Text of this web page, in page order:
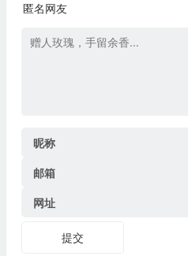
匿名网友
昵称
邮箱
网址
提交